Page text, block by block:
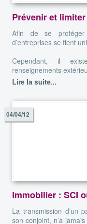
Prévenir et
Afin de se protéger
d’entreprises se fient
Cependant, il
renseignements
Lire la suite...
04/04/12
Immobilier : SCI
La transmission d’un
son conjoint, n’a